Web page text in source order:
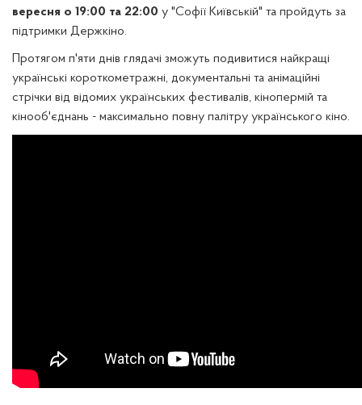
вересня о 19:00 та 22:00 у "Софії Київській" та пройдуть за
підтримки Держкіно.
Протягом п'яти днів глядачі зможуть подивитися найкращі
українські короткометражні, документальні та анімаційні
стрічки від відомих українських фестивалів, кінопермій та
кінооб'єднань - максимально повну палітру українського кіно.